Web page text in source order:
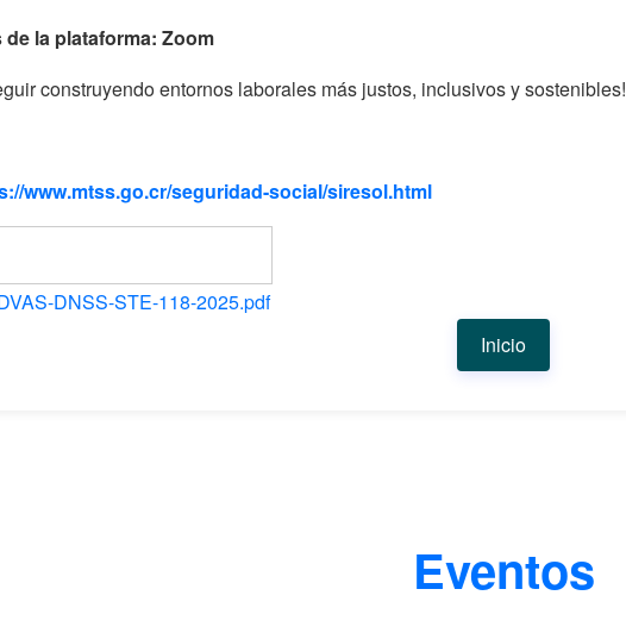
la plataforma: Zoom
construyendo entornos laborales más justos, inclusivos y sostenibles!
www.mtss.go.cr/seguridad-social/siresol.html
DNSS-STE-118-2025.pdf
Inicio
Eventos